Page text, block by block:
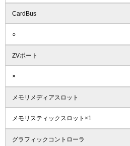
CardBus
○
ZVポート
×
メモリメディアスロット
メモリスティックスロット×1
グラフィックコントローラ